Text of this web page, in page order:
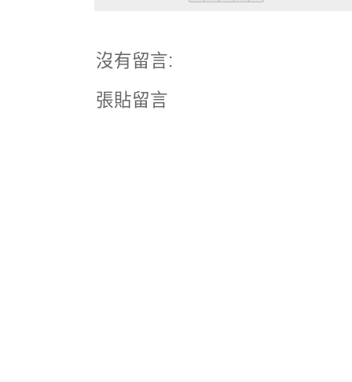
沒有留言:
張貼留言